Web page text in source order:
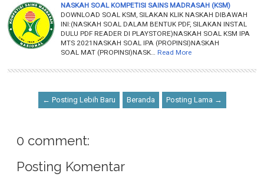
NASKAH SOAL KOMPETISI SAINS MADRASAH (KSM)
DOWNLOAD SOAL KSM, SILAKAN KLIK NASKAH DIBAWAH
INI:(NASKAH SOAL DALAM BENTUK PDF, SILAKAN INSTAL
DULU PDF READER DI PLAYSTORE)NASKAH SOAL KSM IPA
MTS 2021NASKAH SOAL IPA (PROPINSI)NASKAH
SOAL MAT (PROPINSI)NASK…
Read More
← Posting Lebih Baru Beranda Posting Lama →
0 comment:
Posting Komentar